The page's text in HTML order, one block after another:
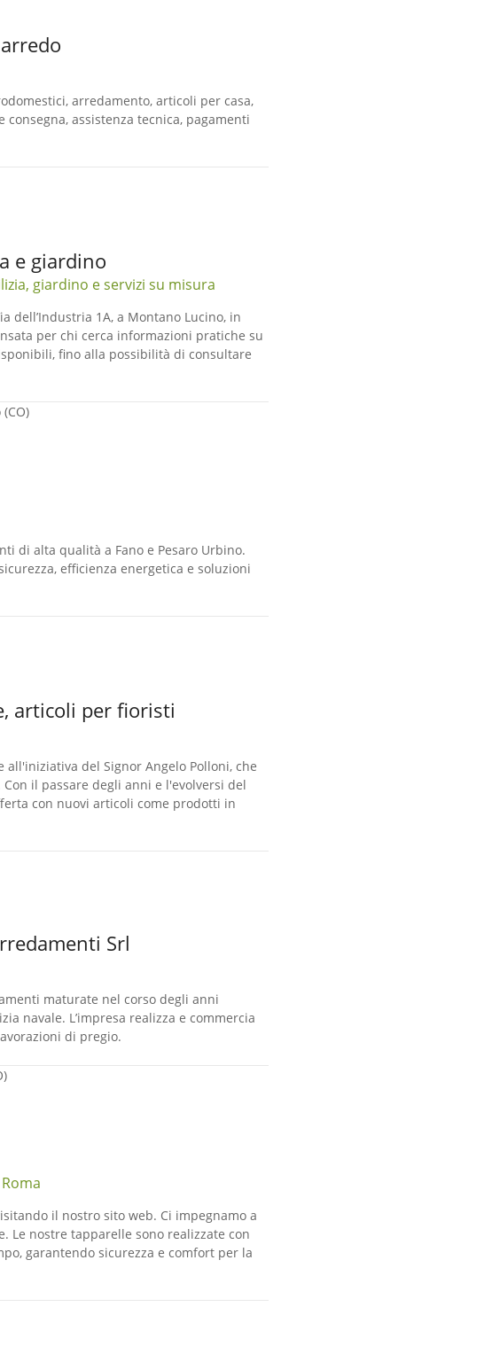
arredamento, articoli per casa,
assistenza tecnica, pagamenti
e giardino
giardino e servizi su misura
dell’Industria 1A, a Montano Lucino, in
per chi cerca informazioni pratiche su
fino alla possibilità di consultare
di alta qualità a Fano e Pesaro Urbino.
efficienza energetica e soluzioni
articoli per fioristi
all'iniziativa del Signor Angelo Polloni, che
il passare degli anni e l'evolversi del
con nuovi articoli come prodotti in
Srl
maturate nel corso degli anni
navale. L’impresa realizza e commercia
di pregio.
il nostro sito web. Ci impegnamo a
nostre tapparelle sono realizzate con
garantendo sicurezza e comfort per la